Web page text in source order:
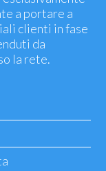
a portare a
clienti in fase
da
la rete.